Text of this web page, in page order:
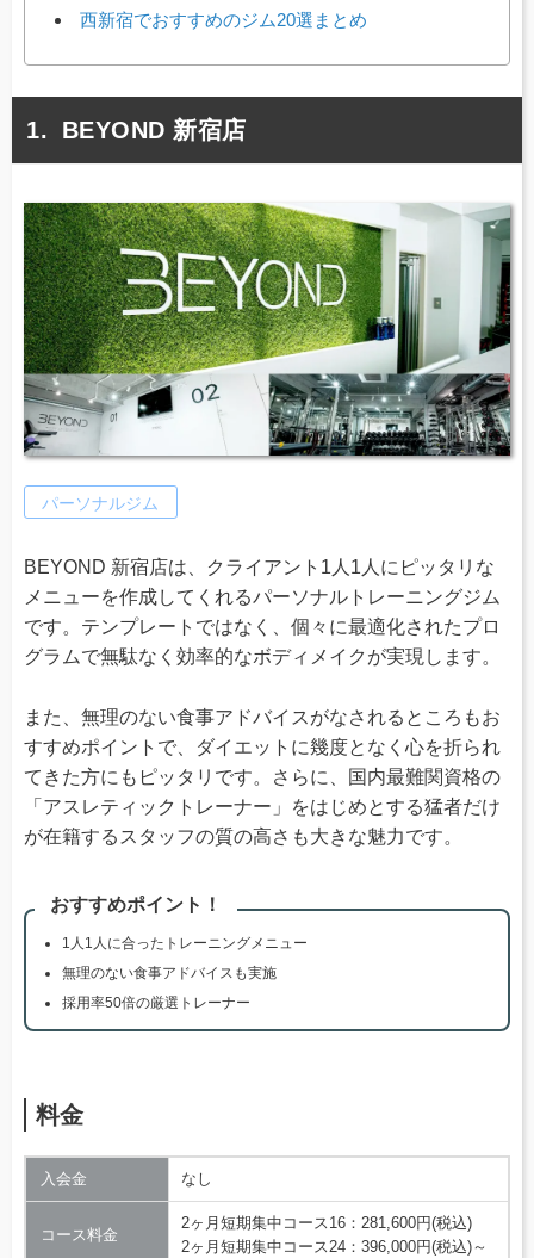
西新宿でおすすめのジム20選まとめ
BEYOND 新宿店
パーソナルジム
BEYOND 新宿店は、クライアント1人1人にピッタリな
メニューを作成してくれるパーソナルトレーニングジム
です。テンプレートではなく、個々に最適化されたプロ
グラムで無駄なく効率的なボディメイクが実現します。
また、無理のない食事アドバイスがなされるところもお
すすめポイントで、ダイエットに幾度となく心を折られ
てきた方にもピッタリです。さらに、国内最難関資格の
「アスレティックトレーナー」をはじめとする猛者だけ
が在籍するスタッフの質の高さも大きな魅力です。
おすすめポイント！
1人1人に合ったトレーニングメニュー
無理のない食事アドバイスも実施
採用率50倍の厳選トレーナー
料金
入会金 なし
コース料金
2ヶ月短期集中コース16：281,600円(税込)
2ヶ月短期集中コース24：396,000円(税込)～